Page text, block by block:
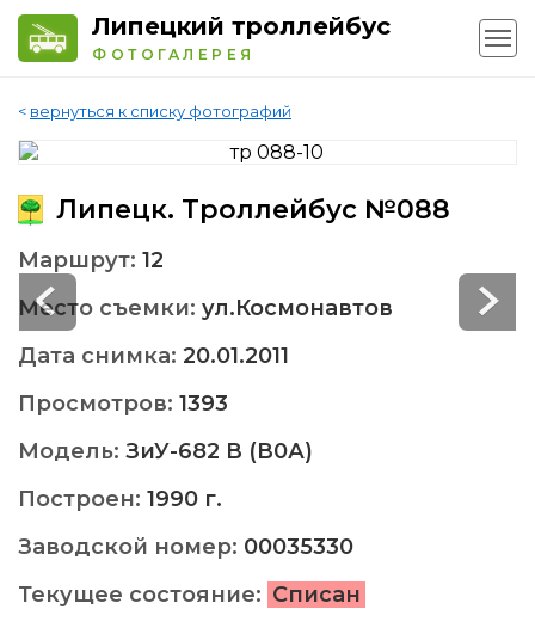
Липецкий троллейбус
ФОТОГАЛЕРЕЯ
< вернуться к списку фотографий
Липецк. Троллейбус №088
Маршрут: 12
Место съемки: ул.Космонавтов
Дата снимка: 20.01.2011
Просмотров: 1393
Модель: ЗиУ-682 В (В0А)
Построен: 1990 г.
Заводской номер: 00035330
Текущее состояние: Списан